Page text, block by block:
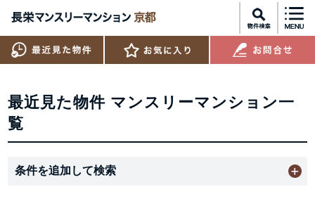
最近見た物件 マンスリーマンション一
覧
条件を追加して検索